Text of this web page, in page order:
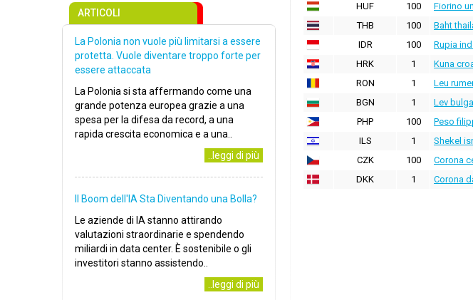
HUF
100 Fiorino
THB
100 Baht
IDR
100 Rupia
HRK
1 Kuna
RON
1 Leu
BGN
1 Lev
PHP
100 Peso
ILS
1 Shekel
CZK
100 Corona
DKK
1 Corona
ARTICOLI
La Polonia non vuole più limitarsi a essere
protetta. Vuole diventare troppo forte per
essere attaccata
La Polonia si sta affermando come una
grande potenza europea grazie a una
spesa per la difesa da record, a una
rapida crescita economica e a una..
..leggi di più
Il Boom dell'IA Sta Diventando una Bolla?
Le aziende di IA stanno attirando
valutazioni straordinarie e spendendo
miliardi in data center. È sostenibile o gli
investitori stanno assistendo..
..leggi di più